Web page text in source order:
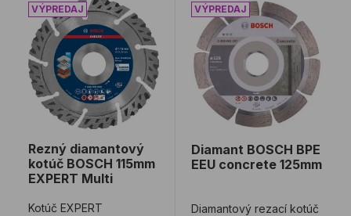
Rezný diamantový
kotúč BOSCH 115mm
EXPERT Multi
Kotúč EXPERT
Diamant BOSCH BPE
EEU concrete 125mm
Diamantový rezací kotúč